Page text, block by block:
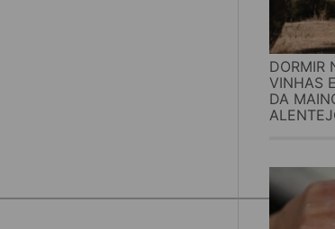
DORMIR
VINHAS
DA